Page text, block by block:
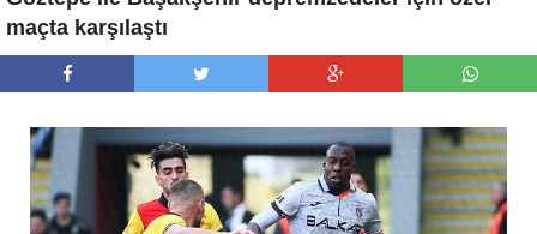
maçta karşılaştı